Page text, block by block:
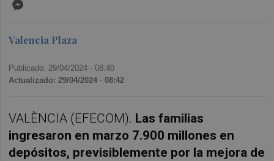
Valencia Plaza
Publicado: 29/04/2024 ·08:40
Actualizado: 29/04/2024 · 08:42
VALÈNCIA (EFECOM). Las familias
ingresaron en marzo 7.900 millones en
depósitos, previsiblemente por la mejora de